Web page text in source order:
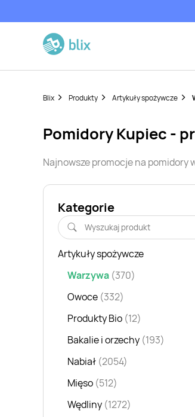
Blix Produkty Artykuły spożywcze
pomidoryKupiec -
Najnowsze promocje na pomidory
Kategorie
Artykuły spożywcze
Warzywa (370)
Owoce (332)
Produkty Bio (12)
Bakalie i orzechy (193)
Nabiał (2054)
Mięso (512)
Wędliny (1272)